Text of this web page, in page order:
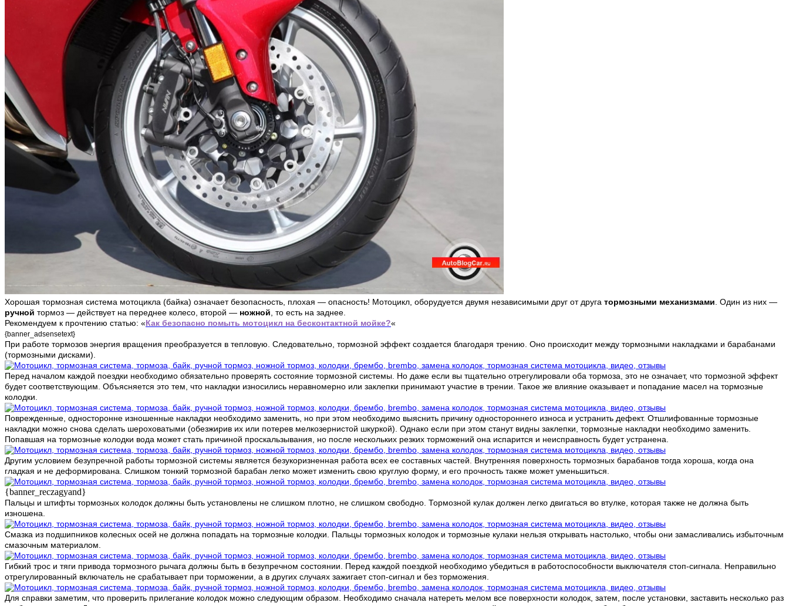
Хорошая тормозная система мотоцикла (байка) означает безопасность, плохая — опасность! Мотоцикл, оборудуется двумя независимыми друг от друга тормозными механизмами . Один из них —
ручной тормоз — действует на переднее колесо, второй — ножной , то есть на заднее.
Рекомендуем к прочтению статью: «Как безопасно помыть мотоцикл на бесконтактной мойке?«
{banner_adsensetext}
При работе тормозов энергия вращения преобразуется в тепловую. Следовательно, тормозной эффект создается благодаря трению. Оно происходит между тормозными накладками и барабанами
(тормозными дисками).
Перед началом каждой поездки необходимо обязательно проверять состояние тормозной системы. Но даже если вы тщательно отрегулировали оба тормоза, это не означает, что тормозной эффект
будет соответствующим. Объясняется это тем, что накладки износились неравномерно или заклепки принимают участие в трении. Такое же влияние оказывает и попадание масел на тормозные
колодки.
Поврежденные, односторонне изношенные накладки необходимо заменить, но при этом необходимо выяснить причину одностороннего износа и устранить дефект. Отшлифованные тормозные
накладки можно снова сделать шероховатыми (обезжирив их или потерев мелкозернистой шкуркой). Однако если при этом станут видны заклепки, тормозные накладки необходимо заменить.
Попавшая на тормозные колодки вода может стать причиной проскальзывания, но после нескольких резких торможений она испарится и неисправность будет устранена.
Другим условием безупречной работы тормозной системы является безукоризненная работа всех ее составных частей. Внутренняя поверхность тормозных барабанов тогда хороша, когда она
гладкая и не деформирована. Слишком тонкий тормозной барабан легко может изменить свою круглую форму, и его прочность также может уменьшиться.
{banner_reczagyand}
Пальцы и штифты тормозных колодок должны быть установлены не слишком плотно, не слишком свободно. Тормозной кулак должен легко двигаться во втулке, которая также не должна быть
изношена.
Смазка из подшипников колесных осей не должна попадать на тормозные колодки. Пальцы тормозных колодок и тормозные кулаки нельзя открывать настолько, чтобы они замасливались избыточным
смазочным материалом.
Гибкий трос и тяги привода тормозного рычага должны быть в безупречном состоянии. Перед каждой поездкой необходимо убедиться в работоспособности выключателя стоп-сигнала. Неправильно
отрегулированный включатель не срабатывает при торможении, а в других случаях зажигает стоп-сигнал и без торможения.
Для справки заметим, что проверить прилегание колодок можно следующим образом. Необходимо сначала натереть мелом все поверхности колодок, затем, после установки, заставить несколько раз